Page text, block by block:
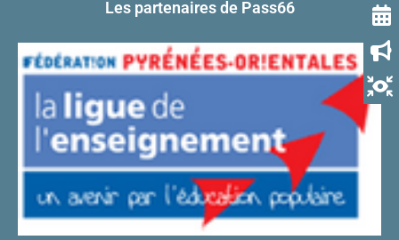
Les partenaires de Pass66